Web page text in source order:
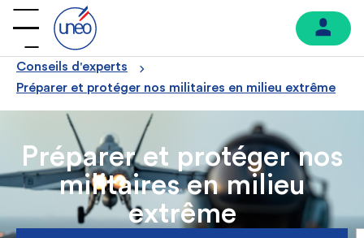
Conseils d'experts
Préparer et protéger nos militaires en milieu extrême
Préparer et protéger nos
militaires en milieu
extrême